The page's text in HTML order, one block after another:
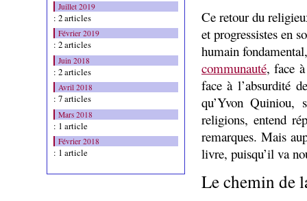
Juillet 2019
: 2 articles
Février 2019
: 2 articles
Juin 2018
: 2 articles
Avril 2018
: 7 articles
Mars 2018
: 1 article
Février 2018
: 1 article
Ce retour du
et progressistes en
humain
communauté, face
face à l’absurdité
qu’Yvon Quiniou,
religions, entend
remarques. Mais
livre, puisqu’il va
Le chemin de